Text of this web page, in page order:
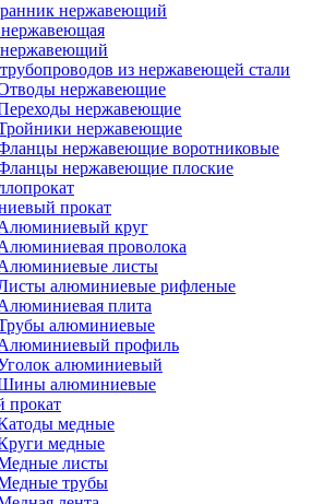
нержавеющий
из нержавеющей стали
нержавеющие
нержавеющие
нержавеющие
нержавеющие воротниковые
нержавеющие плоские
прокат
круг
проволока
листы
алюминиевые рифленые
плита
алюминиевые
профиль
алюминиевый
алюминиевые
медные
медные
листы
трубы